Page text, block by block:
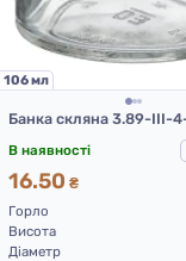
106 мл
В наявності
16.50 ₴
Горло
Висота
Діаметр